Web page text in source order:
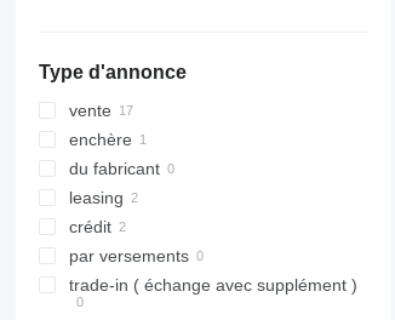
Type d'annonce
vente
enchère
du fabricant
leasing
crédit
par versements
trade-in ( échange avec supplément )